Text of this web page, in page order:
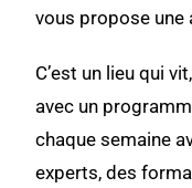
vous propose une
C’est un lieu qui
avec un
chaque semaine
experts, des